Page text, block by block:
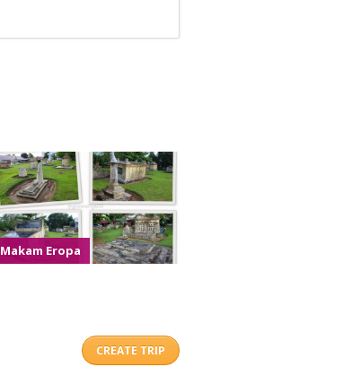
Makam Eropa
CREATE TRIP